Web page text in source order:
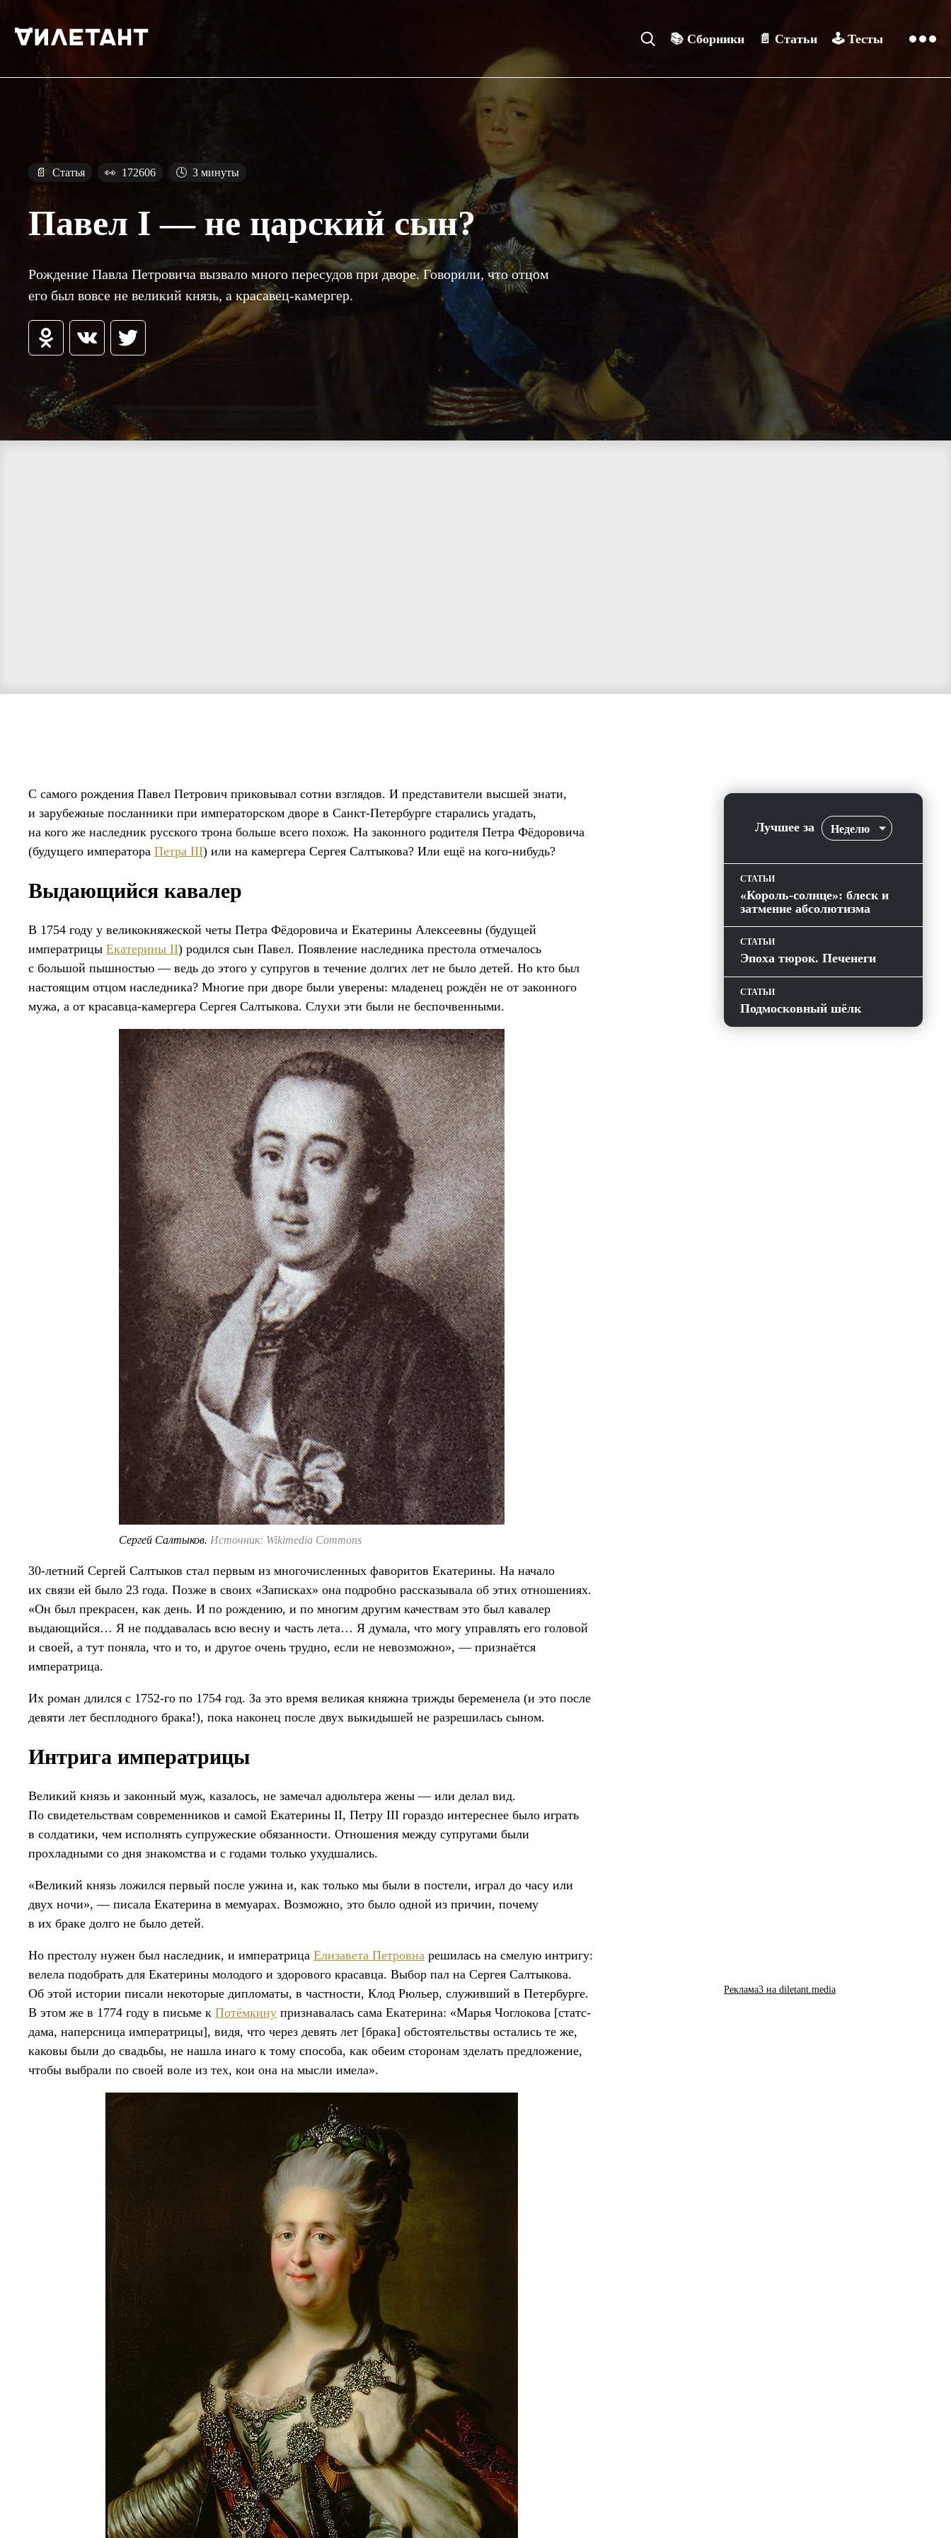
📚 Сборники 📄 Статьи 🕹️ Тесты
📄 Статья 👀 172606 🕓 3 минуты
Павел I — не царский сын?
Рождение Павла Петровича вызвало много пересудов при дворе. Говорили, что отцом
его был вовсе не великий князь, а красавец-камергер.
С самого рождения Павел Петрович приковывал сотни взглядов. И представители высшей знати,
и зарубежные посланники при императорском дворе в Санкт-Петербурге старались угадать,
на кого же наследник русского трона больше всего похож. На законного родителя Петра Фёдоровича
(будущего императора Петра III) или на камергера Сергея Салтыкова? Или ещё на кого-нибудь?
Выдающийся кавалер
В 1754 году у великокняжеской четы Петра Фёдоровича и Екатерины Алексеевны (будущей
императрицы Екатерины II) родился сын Павел. Появление наследника престола отмечалось
с большой пышностью — ведь до этого у супругов в течение долгих лет не было детей. Но кто был
настоящим отцом наследника? Многие при дворе были уверены: младенец рождён не от законного
мужа, а от красавца-камергера Сергея Салтыкова. Слухи эти были не беспочвенными.
Сергей Салтыков. Источник: Wikimedia Commons
30-летний Сергей Салтыков стал первым из многочисленных фаворитов Екатерины. На начало
их связи ей было 23 года. Позже в своих «Записках» она подробно рассказывала об этих отношениях.
«Он был прекрасен, как день. И по рождению, и по многим другим качествам это был кавалер
выдающийся… Я не поддавалась всю весну и часть лета… Я думала, что могу управлять его головой
и своей, а тут поняла, что и то, и другое очень трудно, если не невозможно», — признаётся
императрица.
Их роман длился с 1752-го по 1754 год. За это время великая княжна трижды беременела (и это после
девяти лет бесплодного брака!), пока наконец после двух выкидышей не разрешилась сыном.
Интрига императрицы
Великий князь и законный муж, казалось, не замечал адюльтера жены — или делал вид.
По свидетельствам современников и самой Екатерины II, Петру III гораздо интереснее было играть
в солдатики, чем исполнять супружеские обязанности. Отношения между супругами были
прохладными со дня знакомства и с годами только ухудшались.
«Великий князь ложился первый после ужина и, как только мы были в постели, играл до часу или
двух ночи», — писала Екатерина в мемуарах. Возможно, это было одной из причин, почему
в их браке долго не было детей.
Но престолу нужен был наследник, и императрица Елизавета Петровна решилась на смелую интригу:
велела подобрать для Екатерины молодого и здорового красавца. Выбор пал на Сергея Салтыкова.
Об этой истории писали некоторые дипломаты, в частности, Клод Рюльер, служивший в Петербурге.
В этом же в 1774 году в письме к Потёмкину признавалась сама Екатерина: «Марья Чоглокова [статс-
дама, наперсница императрицы], видя, что через девять лет [брака] обстоятельствы остались те же,
каковы были до свадьбы, не нашла инаго к тому способа, как обеим сторонам зделать предложение,
чтобы выбрали по своей воле из тех, кои она на мысли имела».
Лучшее за Неделю
СТАТЬИ
«Король-солнце»: блеск и
затмение абсолютизма
СТАТЬИ
Эпоха тюрок. Печенеги
СТАТЬИ
Подмосковный шёлк
Реклама3 на diletant.media